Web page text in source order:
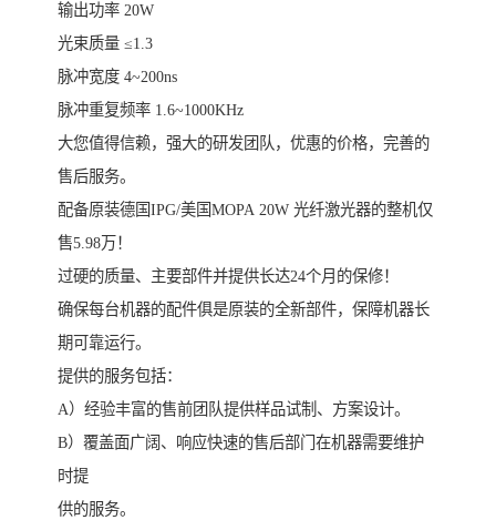
输出功率 20W
光束质量 ≤1.3
脉冲宽度 4~200ns
脉冲重复频率 1.6~1000KHz
大您值得信赖，强大的研发团队，优惠的价格，完善的
售后服务。
配备原装德国IPG/美国MOPA 20W 光纤激光器的整机仅
售5.98万！
过硬的质量、主要部件并提供长达24个月的保修！
确保每台机器的配件俱是原装的全新部件，保障机器长
期可靠运行。
提供的服务包括：
A）经验丰富的售前团队提供样品试制、方案设计。
B）覆盖面广阔、响应快速的售后部门在机器需要维护
时提
供的服务。